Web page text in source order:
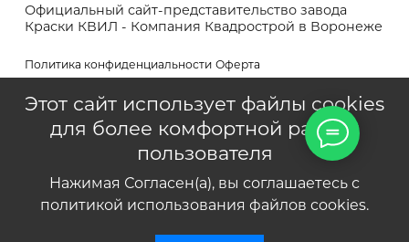
Официальный сайт-представительство завода
Краски КВИЛ - Компания Квадрострой в Воронеже
Политика конфиденциальности Оферта
Квадрострой © 1995–2024
Этот сайт использует файлы cookies
для более комфортной работы
пользователя
Нажимая Согласен(а), вы соглашаетесь с
политикой использования файлов cookies.